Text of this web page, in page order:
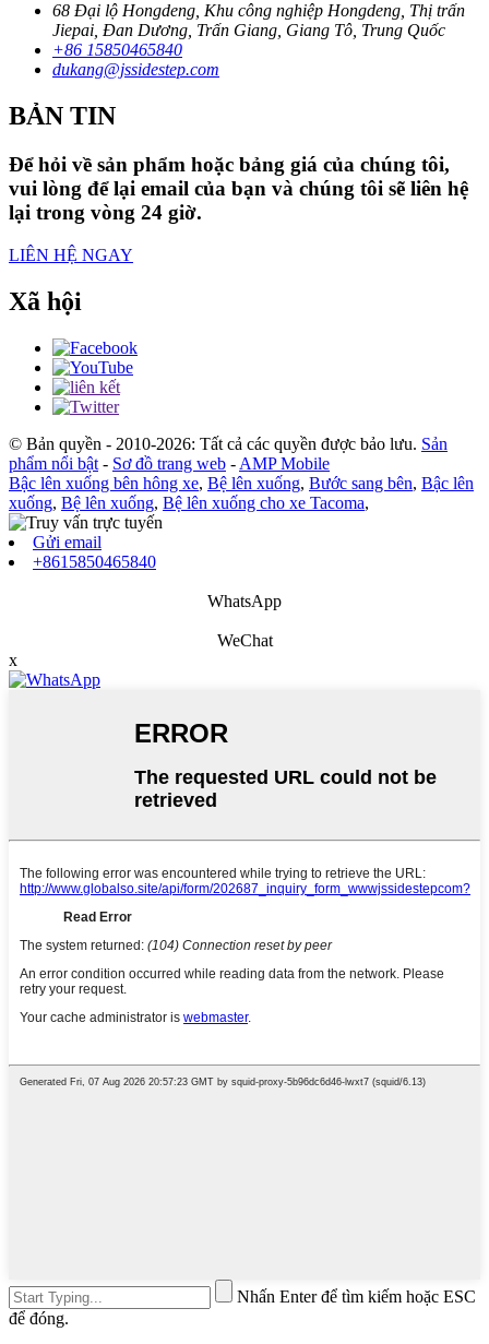
68 Đại lộ Hongdeng, Khu công nghiệp Hongdeng, Thị trấn
Jiepai, Đan Dương, Trấn Giang, Giang Tô, Trung Quốc
+86 15850465840
dukang@jssidestep.com
BẢN TIN
Để hỏi về sản phẩm hoặc bảng giá của chúng tôi,
vui lòng để lại email của bạn và chúng tôi sẽ liên hệ
lại trong vòng 24 giờ.
LIÊN HỆ NGAY
Xã hội
© Bản quyền - 2010-2026: Tất cả các quyền được bảo lưu. Sản
phẩm nổi bật - Sơ đồ trang web - AMP Mobile
Bậc lên xuống bên hông xe, Bệ lên xuống, Bước sang bên, Bậc lên
xuống, Bệ lên xuống, Bệ lên xuống cho xe Tacoma,
Gửi email
+8615850465840
WhatsApp
WeChat
x
Nhấn Enter để tìm kiếm hoặc ESC
để đóng.